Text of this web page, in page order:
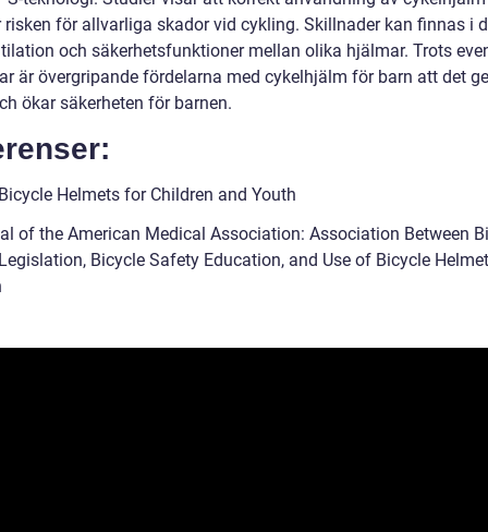
risken för allvarliga skador vid cykling. Skillnader kan finnas i
och säkerhetsfunktioner mellan olika hjälmar. Trots
är övergripande fördelarna med cykelhjälm för barn att det
ökar säkerheten för barnen.
Helmets for Children and Youth
of the American Medical Association: Association Between
Bicycle Safety Education, and Use of Bicycle